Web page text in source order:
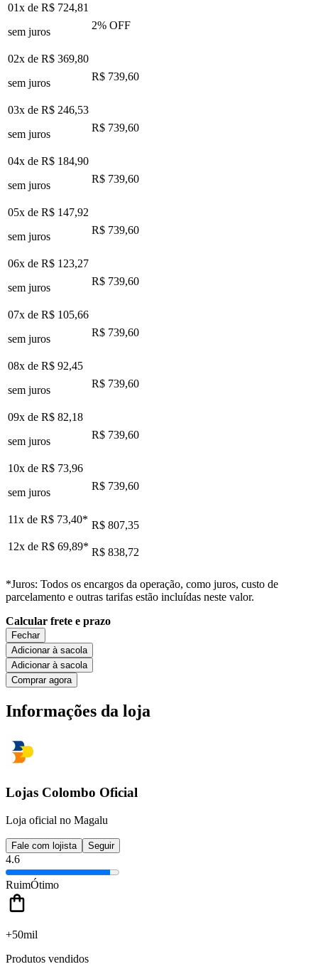
01x de R$ 724,81
sem juros
2% OFF
02x de R$ 369,80
sem juros
R$ 739,60
03x de R$ 246,53
sem juros
R$ 739,60
04x de R$ 184,90
sem juros
R$ 739,60
05x de R$ 147,92
sem juros
R$ 739,60
06x de R$ 123,27
sem juros
R$ 739,60
07x de R$ 105,66
sem juros
R$ 739,60
08x de R$ 92,45
sem juros
R$ 739,60
09x de R$ 82,18
sem juros
R$ 739,60
10x de R$ 73,96
sem juros
R$ 739,60
11x de R$ 73,40* R$ 807,35
12x de R$ 69,89* R$ 838,72
*Juros: Todos os encargos da operação, como juros, custo de
parcelamento e outras tarifas estão incluídas neste valor.
Calcular frete e prazo
Fechar
Adicionar à sacola
Adicionar à sacola
Comprar agora
Informações da loja
Lojas Colombo Oficial
Loja oficial no Magalu
Fale com lojista Seguir
4.6
RuimÓtimo
+50mil
Produtos vendidos